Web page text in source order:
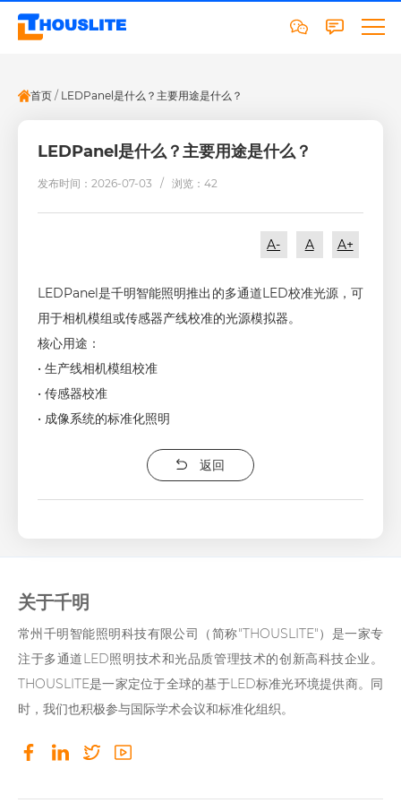
首页 / LEDPanel是什么？主要用途是什么？
LEDPanel是什么？主要用途是什么？
发布时间：2026-07-03 /浏览：42
A- A A+
LEDPanel是千明智能照明推出的多通道LED校准光源，可
用于相机模组或传感器产线校准的光源模拟器。
核心用途：
• 生产线相机模组校准
• 传感器校准
• 成像系统的标准化照明
返回
关于千明
常州千明智能照明科技有限公司（简称"THOUSLITE"）是一家专
注于多通道LED照明技术和光品质管理技术的创新高科技企业。
THOUSLITE是一家定位于全球的基于LED标准光环境提供商。同
时，我们也积极参与国际学术会议和标准化组织。